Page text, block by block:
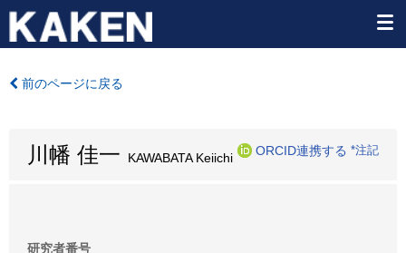
前のページに戻る
川幡 佳一 KAWABATA Keiichi
ORCID連携する *注記
研究者番号